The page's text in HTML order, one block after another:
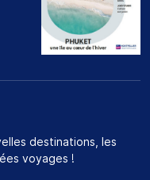
destinations, les
voyages !